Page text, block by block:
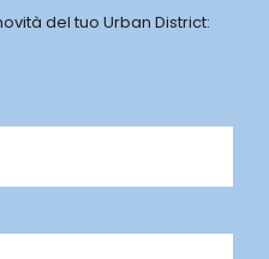
del tuo Urban District: